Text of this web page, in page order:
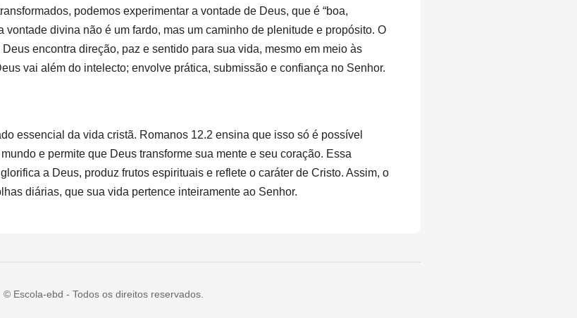
podemos experimentar a vontade de Deus, que é “boa,
vontade divina não é um fardo, mas um caminho de plenitude e propósito. O
encontra direção, paz e sentido para sua vida, mesmo em meio às
vai além do intelecto; envolve prática, submissão e confiança no Senhor.
essencial da vida cristã. Romanos 12.2 ensina que isso só é possível
e permite que Deus transforme sua mente e seu coração. Essa
a Deus, produz frutos espirituais e reflete o caráter de Cristo. Assim, o
diárias, que sua vida pertence inteiramente ao Senhor.
© Escola-ebd - Todos os direitos reservados.